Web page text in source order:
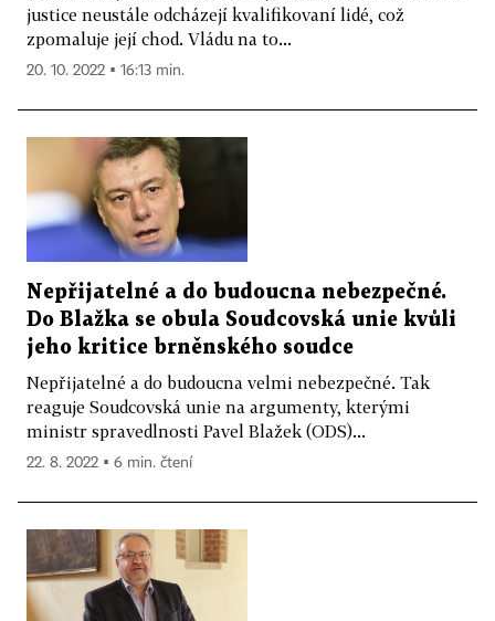
justice neustále odcházejí kvalifikovaní lidé, což
zpomaluje její chod. Vládu na to...
20. 10. 2022 ▪ 16:13 min.
Nepřijatelné a do budoucna nebezpečné.
Do Blažka se obula Soudcovská unie kvůli
jeho kritice brněnského soudce
Nepřijatelné a do budoucna velmi nebezpečné. Tak
reaguje Soudcovská unie na argumenty, kterými
ministr spravedlnosti Pavel Blažek (ODS)...
22. 8. 2022 ▪ 6 min. čtení